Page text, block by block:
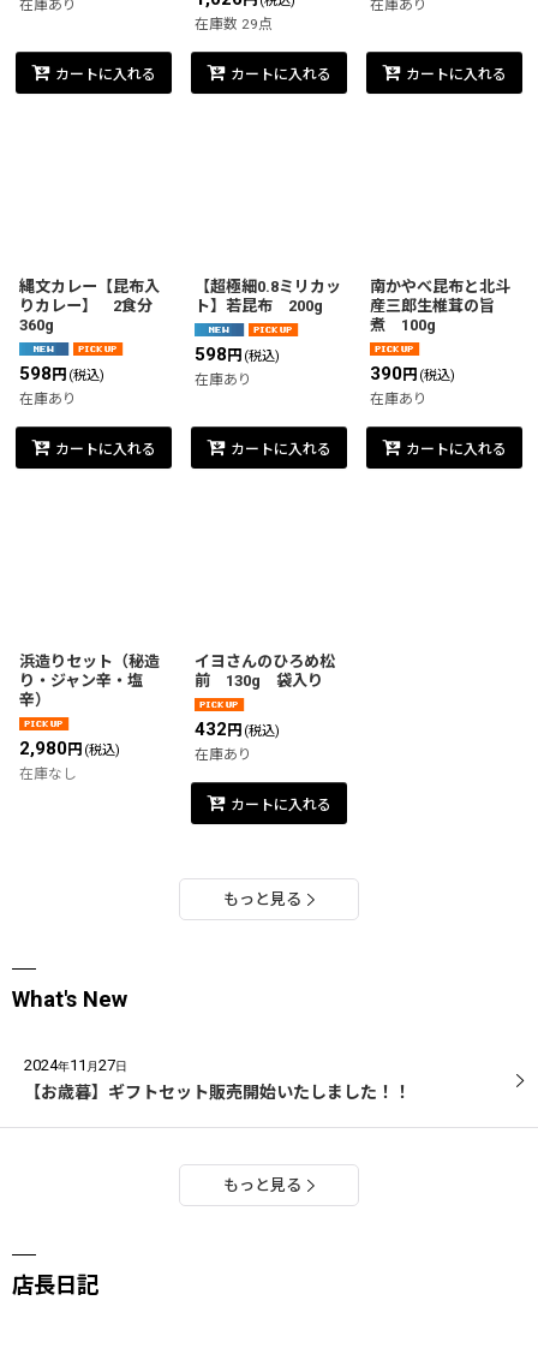
在庫あり
カートに入れる
在庫数 29点
カートに入れる
在庫あり
カートに入れる
縄文カレー【昆布入
りカレー】 2食分
360g
598 円 (税込)
在庫あり
カートに入れる
【超極細0.8ミリカッ
ト】若昆布 200g
598 円 (税込)
在庫あり
カートに入れる
南かやべ昆布と北斗
産三郎生椎茸の旨
煮 100g
390円 (税込)
在庫あり
カートに入れる
浜造りセット（秘造
り・ジャン辛・塩
辛）
2,980円 (税込)
在庫なし
イヨさんのひろめ松
前 130g 袋入り
432 円 (税込)
在庫あり
カートに入れる
もっと見る
What's New
2024年11 月27日
【お歳暮】ギフトセット販売開始いたしました！！
もっと見る
店長日記